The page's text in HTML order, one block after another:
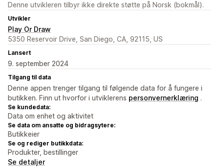
Denne utvikleren tilbyr ikke direkte støtte på Norsk (bokmål).
Utvikler
Play Or Draw
5350 Reservoir Drive, San Diego, CA, 92115, US
Lansert
9. september 2024
Tilgang til data
Denne appen trenger tilgang til følgende data for å fungere i
butikken. Finn ut hvorfor i utviklerens personvernerklæring .
Se kundedata:
Data om enhet og aktivitet
Se data om ansatte og bidragsytere:
Butikkeier
Se og rediger butikkdata:
Produkter, bestillinger
Se detaljer